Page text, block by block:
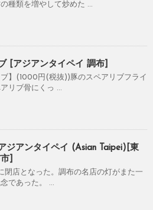
種類を増やして炒めた ...
[アジアンタイペイ 調布]
ブ】(1000円(税抜))豚のスペアリブフライ
アリブ骨にくっ ...
ジアンタイペイ (Asian Taipei)[東
]
閉店となった。調布の名店の灯がまた一
であった。 ...